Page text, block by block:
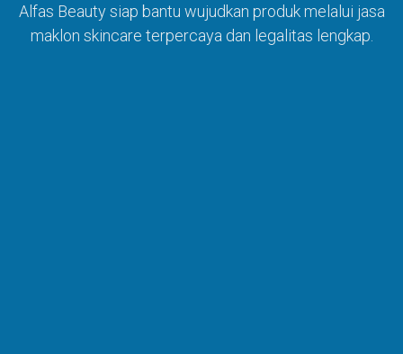
Alfas Beauty siap bantu wujudkan produk melalui jasa
maklon skincare terpercaya dan legalitas lengkap.